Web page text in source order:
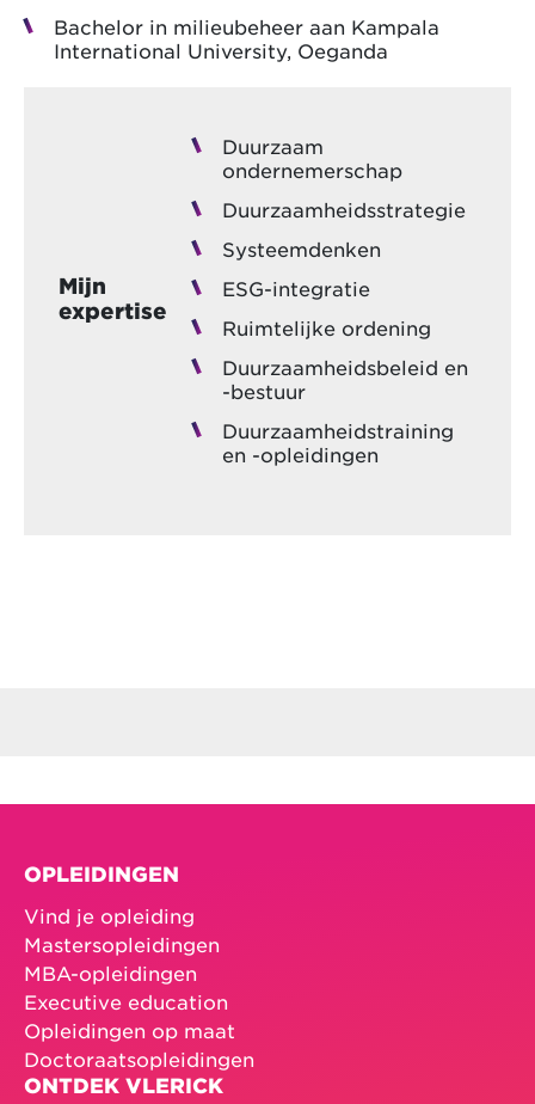
Bachelor in milieubeheer aan Kampala
International University, Oeganda
Mijn
expertise
Duurzaam
ondernemerschap
Duurzaamheidsstrategie
Systeemdenken
ESG-integratie
Ruimtelijke ordening
Duurzaamheidsbeleid en
-bestuur
Duurzaamheidstraining
en -opleidingen
OPLEIDINGEN
Vind je opleiding
Mastersopleidingen
MBA-opleidingen
Executive education
Opleidingen op maat
Doctoraatsopleidingen
ONTDEK VLERICK